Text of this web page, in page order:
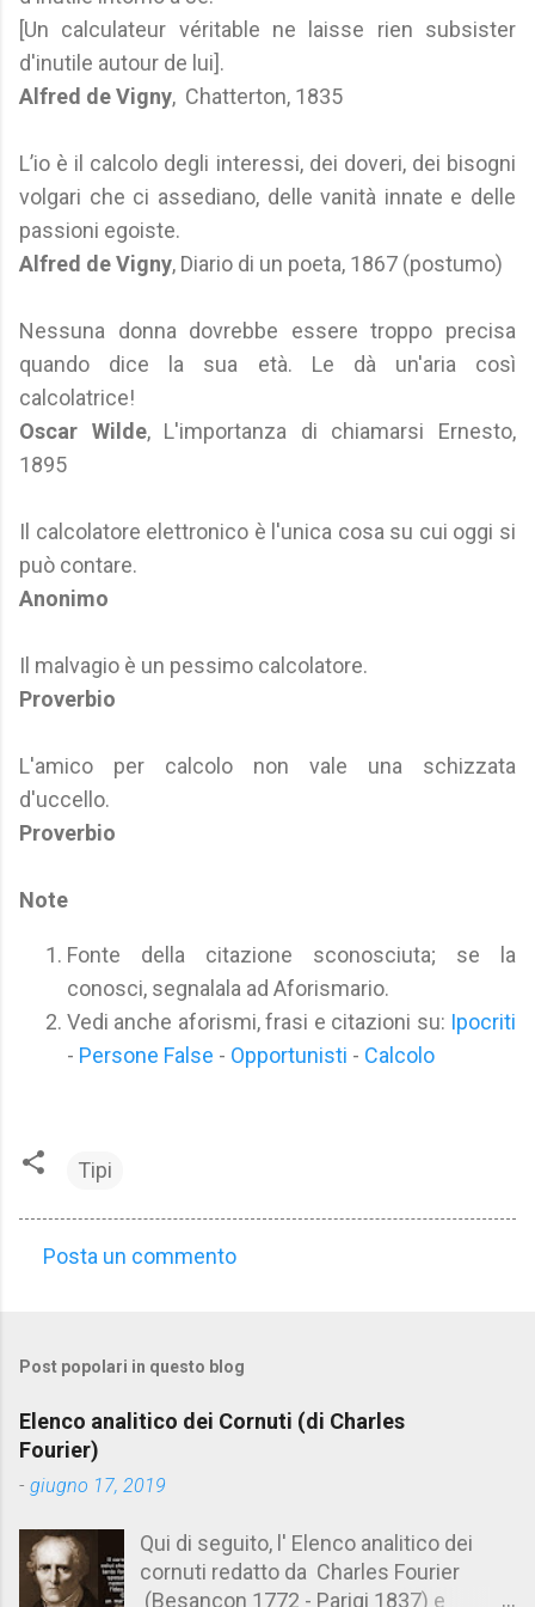
[Un calculateur véritable ne laisse rien subsister
d'inutile autour de lui].
Alfred de Vigny, Chatterton, 1835
L’io è il calcolo degli interessi, dei doveri, dei bisogni
volgari che ci assediano, delle vanità innate e delle
passioni egoiste.
Alfred de Vigny, Diario di un poeta, 1867 (postumo)
Nessuna donna dovrebbe essere troppo precisa
quando dice la sua età. Le dà un'aria così
calcolatrice!
Oscar Wilde, L'importanza di chiamarsi Ernesto,
1895
Il calcolatore elettronico è l'unica cosa su cui oggi si
può contare.
Anonimo
Il malvagio è un pessimo calcolatore.
Proverbio
L'amico per calcolo non vale una schizzata
d'uccello.
Proverbio
Note
Fonte della citazione sconosciuta; se la
conosci, segnalala ad Aforismario.
Vedi anche aforismi, frasi e citazioni su: Ipocriti
- Persone False - Opportunisti - Calcolo
Tipi
m
e
n
t
Posta un commento
Post popolari in questo blog
Elenco analitico dei Cornuti (di Charles
Fourier)
- giugno 17, 2019
Qui di seguito, l' Elenco analitico dei
cornuti redatto da Charles Fourier
(Besançon 1772 - Parigi 1837) e